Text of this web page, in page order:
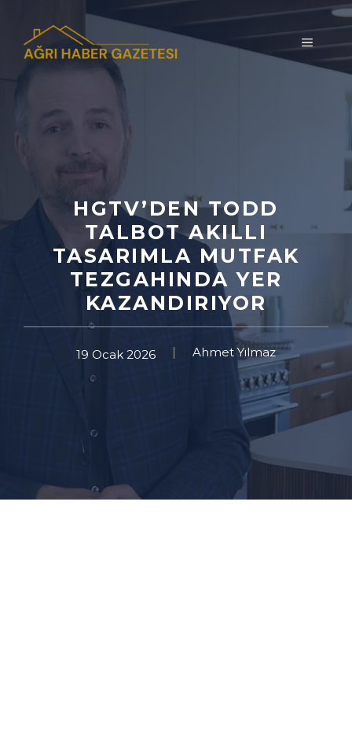
MENÜ
HGTV’DEN TODD
TALBOT AKILLI
TASARIMLA MUTFAK
TEZGAHINDA YER
KAZANDIRIYOR
19 Ocak 2026 Ahmet Yılmaz